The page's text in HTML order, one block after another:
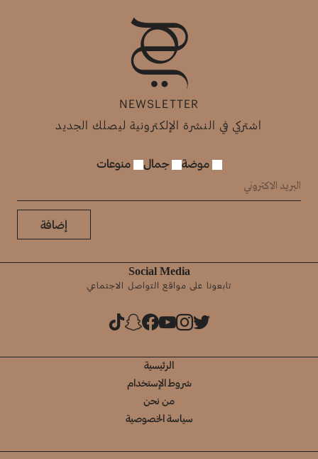
NEWSLETTER
اشتركي في النشرة الإلكترونية ليصلك الجديد
موضة جمال منوعات
إضافة
Social Media
تابعونا على مواقع التواصل الاجتماعي
الرئيسية
شروط الإستخدام
من نحن
سياسة الخصوصية